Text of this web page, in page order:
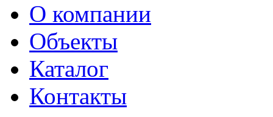
О компании
Объекты
Каталог
Контакты